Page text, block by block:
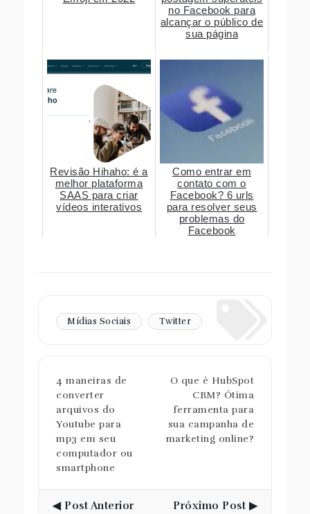
no Facebook para
alcançar o público de
sua página
Revisão Hihaho: é a
melhor plataforma
SAAS para criar
vídeos interativos
Como entrar em
contato com o
Facebook? 6 urls
para resolver seus
problemas do
Facebook
Mídias Sociais Twitter
4 maneiras de
converter
arquivos do
Youtube para
mp3 em seu
computador ou
smartphone
O que é HubSpot
CRM? Ótima
ferramenta para
sua campanha de
marketing online?
◀ Post Anterior Próximo Post ▶